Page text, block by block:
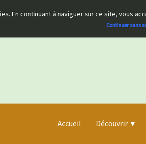
En continuant à naviguer sur ce site, vous
Continuer sans
Accueil Découvrir ▼